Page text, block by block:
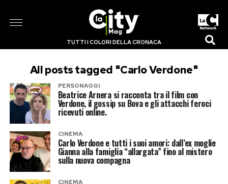
TUTTI I COLORI DELLA CRONACA
All posts tagged "Carlo Verdone"
PERSONAGGI
Beatrice Arnera si racconta tra il film con
Verdone, il gossip su Bova e gli attacchi feroci
ricevuti online.
CINEMA
Carlo Verdone e tutti i suoi amori: dall’ex moglie
Gianna alla famiglia “allargata” fino al mistero
sulla nuova compagna
CINEMA